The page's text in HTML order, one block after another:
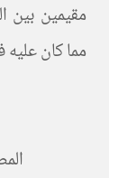
مقيمين بين
مما كان